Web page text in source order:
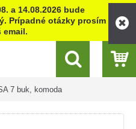
a 14.08.2026 bude
Prípadné otázky prosím
email.
7 buk, komoda